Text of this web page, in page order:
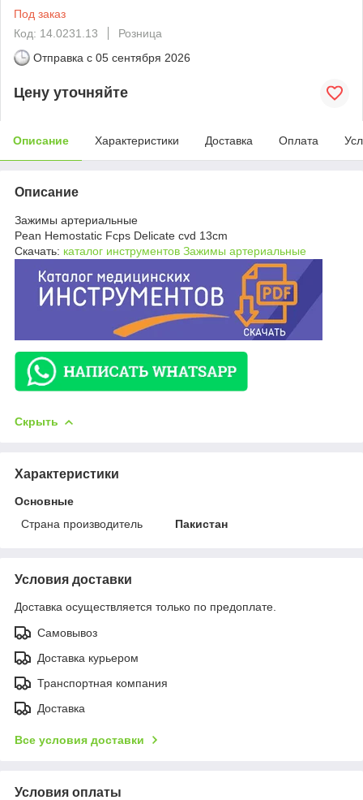
Под заказ
Код: 14.0231.13
Розница
Отправка с 05 сентября 2026
Цену уточняйте
Описание Характеристики Доставка Оплата
Описание
Зажимы артериальные
Pean Hemostatic Fcps Delicate cvd 13cm
Скачать: каталог инструментов Зажимы артериальные
Скрыть
Характеристики
Основные
Страна производитель
Пакистан
Условия доставки
Доставка осуществляется только по предоплате.
Самовывоз
Доставка курьером
Транспортная компания
Доставка
Все условия доставки
Условия оплаты